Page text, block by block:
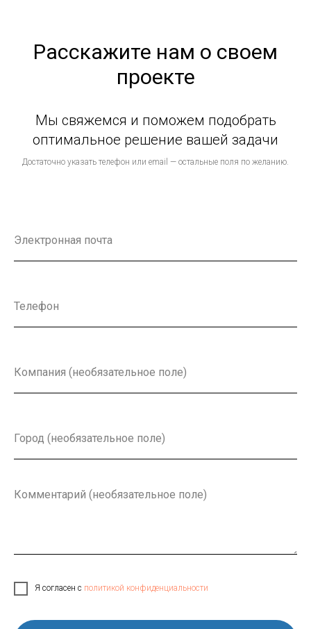
Расскажите нам о своем
проекте
Мы свяжемся и поможем подобрать
оптимальное решение вашей задачи
Достаточно указать телефон или email — остальные поля по желанию.
Я согласен с политикой конфиденциальности